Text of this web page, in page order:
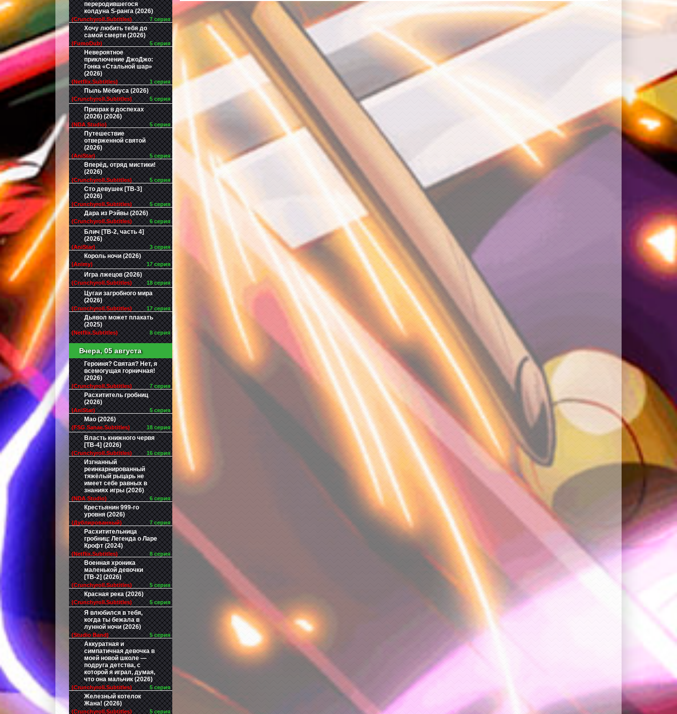
переродившегося
колдуна S-ранга (2026)
(Crunchyroll.Subtitles) 7 серия
Хочу любить тебя до
самой смерти (2026)
(FumoDub) 5 серия
Невероятное
приключение ДжоДжо:
Гонка «Стальной шар»
(2026)
(Netflix.Subtitles) 1 серия
Пыль Мёбиуса (2026)
(Crunchyroll.Subtitles) 5 серия
Призрак в доспехах
(2026) (2026)
(NDA Studio) 5 серия
Путешествие
отверженной святой
(2026)
(AniStar) 5 серия
Вперёд, отряд мистики!
(2026)
(Crunchyroll.Subtitles) 5 серия
Сто девушек [ТВ-3]
(2026)
(Crunchyroll.Subtitles) 5 серия
Дара из Рэйвы (2026)
(Crunchyroll.Subtitles) 6 серия
Блич [ТВ-2, часть 4]
(2026)
(AniStar) 3 серия
Король ночи (2026)
(Animy) 17 серия
Игра лжецов (2026)
(Crunchyroll.Subtitles) 18 серия
Цугаи загробного мира
(2026)
(Crunchyroll.Subtitles) 17 серия
Дьявол может плакать
(2025)
(Netflix.Subtitles) 8 серия
Вчера, 05 августа
Героиня? Святая? Нет, я
всемогущая горничная!
(2026)
(Crunchyroll.Subtitles) 7 серия
Расхититель гробниц
(2026)
(AniStar) 5 серия
Мао (2026)
(FSG Sanae.Subtitles) 18 серия
Власть книжного червя
[ТВ-4] (2026)
(Crunchyroll.Subtitles) 16 серия
Изгнанный
реинкарнированный
тяжёлый рыцарь не
имеет себе равных в
знаниях игры (2026)
(NDA Studio) 6 серия
Крестьянин 999-го
уровня (2026)
(Дублированный) 7 серия
Расхитительница
гробниц: Легенда о Ларе
Крофт (2024)
(Netflix.Subtitles) 8 серия
Военная хроника
маленькой девочки
[ТВ-2] (2026)
(Crunchyroll.Subtitles) 5 серия
Красная река (2026)
(Crunchyroll.Subtitles) 5 серия
Я влюбился в тебя,
когда ты бежала в
лунной ночи (2026)
(Studio Band) 5 серия
Аккуратная и
симпатичная девочка в
моей новой школе —
подруга детства, с
которой я играл, думая,
что она мальчик (2026)
(Crunchyroll.Subtitles) 5 серия
Железный котелок
Жана! (2026)
(Crunchyroll.Subtitles) 5 серия